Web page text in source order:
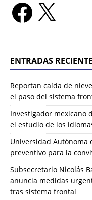
ENTRADAS
Reportan caída de
el paso del sistema
Investigador mexicano
el estudio de los
Universidad Autónoma
preventivo para la
Subsecretario Nicolás
anuncia medidas
tras sistema frontal